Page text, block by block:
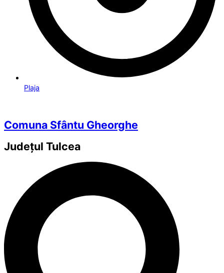
Plaja
Comuna Sfântu Gheorghe
Județul Tulcea